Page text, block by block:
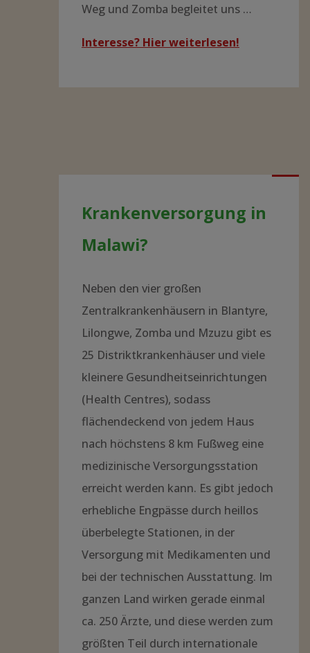
Weg und Zomba begleitet uns …
Interesse? Hier weiterlesen!
Krankenversorgung in
Malawi?
Neben den vier großen
Zentralkrankenhäusern in Blantyre,
Lilongwe, Zomba und Mzuzu gibt es
25 Distriktkrankenhäuser und viele
kleinere Gesundheitseinrichtungen
(Health Centres), sodass
flächendeckend von jedem Haus
nach höchstens 8 km Fußweg eine
medizinische Versorgungsstation
erreicht werden kann. Es gibt jedoch
erhebliche Engpässe durch heillos
überbelegte Stationen, in der
Versorgung mit Medikamenten und
bei der technischen Ausstattung. Im
ganzen Land wirken gerade einmal
ca. 250 Ärzte, und diese werden zum
größten Teil durch internationale